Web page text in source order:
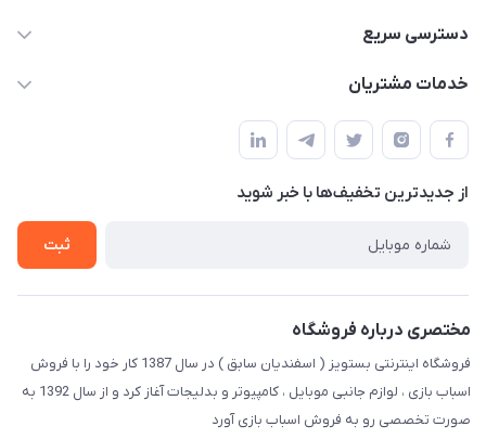
09123941837
دسترسی سریع
حساب کاربری
لیست محصولات
درباره ما
خدمات مشتریان
قوانین و مقررات
حریم خصوصی
راهنما
از جدید‌ترین تخفیف‌ها با‌ خبر شوید
ثبت
مختصری درباره فروشگاه
فروشگاه اینترنتی بستویز ( اسفندیان سابق ) در سال 1387 کار خود را با فروش
اسباب بازی ، لوازم جانبی موبایل ، کامپیوتر و بدلیجات آغاز کرد و از سال 1392 به
صورت تخصصی رو به فروش اسباب بازی آورد